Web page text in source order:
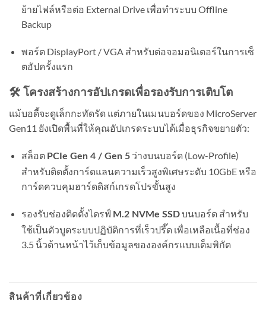
ย้ายไฟล์หรือต่อ External Drive เพื่อทำระบบ Offline
Backup
พอร์ต DisplayPort / VGA สำหรับต่อจอมอนิเตอร์ในการเซ็
ตอัปครั้งแรก
🛠️ โครงสร้างการอัปเกรดเพื่อรองรับการเติบโต
แม้บอดี้จะดูเล็กกะทัดรัด แต่ภายในเมนบอร์ดของ MicroServer
Gen11 ยังเปิดพื้นที่ให้คุณอัปเกรดระบบได้เมื่อธุรกิจขยายตัว:
สล็อต PCIe Gen 4 / Gen 5ว่างบนบอร์ด (Low-Profile)
สำหรับติดตั้งการ์ดแลนความเร็วสูงพิเศษระดับ 10GbE หรือ
การ์ดควบคุมฮาร์ดดิสก์เกรดโปรขั้นสูง
รองรับช่องติดตั้งไดรฟ์ M.2 NVMe SSDบนบอร์ด สำหรับ
ใช้เป็นตัวบูตระบบปฏิบัติการที่เร็วปรี๊ด เพื่อเหลือเนื้อที่ช่อง
3.5 นิ้วด้านหน้าไว้เก็บข้อมูลขององค์กรแบบเต็มพิกัด
สินค้าที่เกี่ยวข้อง